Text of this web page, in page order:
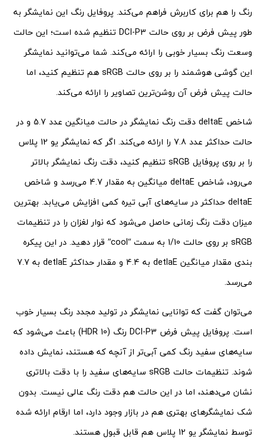
رنگ را هم برای کاربرش فراهم می‌کند. پروفایل رنگ این نمایشگر به
طور پیش فرض بر روی حالت DCI-P3 تنظیم شده است؛ این حالت
وسعت رنگ بسیار خوبی را ارائه می‌کند. شما می‌توانید نمایشگر
این گوشی هوشمند را بر روی حالت sRGB هم تنظیم کنید، اما
حالت پیش فرض آن روشن‌ترین تصاویر را ارائه می‌کند.
شاخص deltaE دقت رنگ نمایشگر در حالت میانگین عدد 5.7 و در
حالت حداکثر عدد 7.8 را ارائه می‌کند. اگر که نمایشگر یو 12 پلاس
را بر روی پروفایل sRGB تنظیم کنید، دقت رنگ نمایشگر بالاتر
می‌رود، شاخص deltaE میانگین به مقدار 4.7 می‌رسد و شاخص
deltaE حداکثر در سایه‌های آبی تیره کمی افزایش می‌یابد. بهترین
میزان دقت رنگ زمانی حاصل می‌شود که نوار لغزان را در تنظیمات
sRGB بر روی حالت 1/10 به سمت “cool” قرار دهید. در این پیکره
بندی مقدار میانگین detlaE به 4.4 و مقدار حداکثر detlaE به 7.7
می‌رسد.
می‌توان گفت که توانایی نمایشگر در تولید مجدد رنگ بسیار خوب
است. پروفایل پیش فرض DCI-P3 رنگ (HDR 10) باعث می‌شود که
سایه‌های سفید رنگ کمی آبی‌تر از آنچه که هستند، نمایش داده
شوند. تنظیمات حالت sRGB سایه‌های سفید را با دقت بالاتری
نشان می‌دهند، اما در این حالت هم دقت رنگ عالی نیست. بدون
شک نمایشگرهای بهتری هم در بازار وجود دارد، اما ارقام ارائه شده
توسط نمایشگر یو 12 پلاس هم قابل قبول هستند.